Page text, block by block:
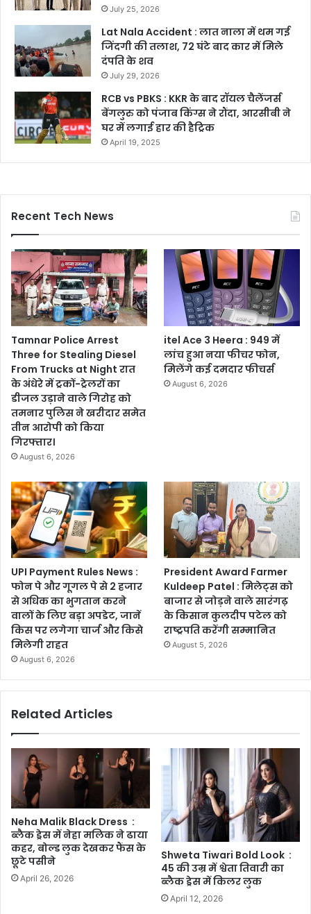
July 25, 2026
Lat Nala Accident : लात नाला में थम गई
जिंदगी की तलाश, 72 घंटे बाद कार में मिले
दंपति के शव
July 29, 2026
RCB vs PBKS : KKR के बाद रॉयल चैलेंजर्स
बेंगलुरु को पंजाब किंग्स ने रौंदा, आरसीबी ने
घर में लगाई हार की हैट्रिक
April 19, 2025
Recent Tech News
Tamnar Police Arrest
Three for Stealing Diesel
From Trucks at Night रात
के अंधेरे में ट्रकों-ट्रेलरों का
डीजल उड़ाने वाले गिरोह को
तमनार पुलिस ने खरीदार समेत
तीन आरोपी को किया
गिरफ्तार।
August 6, 2026
itel Ace 3 Heera : 949 में
लांच हुआ नया फीचर फोन,
मिलेंगे कई दमदार फीचर्स
August 6, 2026
UPI Payment Rules News :
फोन पे और गूगल पे से 2 हजार
से अधिक का भुगतान करने
वालों के लिए बड़ा अपडेट, जानें
किस पर लगेगा चार्ज और किसे
मिलेगी राहत
August 6, 2026
President Award Farmer
Kuldeep Patel : मिलेट्स को
बाजार से जोड़ने वाले सारंगढ़
के किसान कुलदीप पटेल को
राष्ट्रपति करेंगी सम्मानित
August 5, 2026
Related Articles
Neha Malik Black Dress :
ब्लैक ड्रेस में नेहा मलिक ने ढाया
कहर, बोल्ड लुक देखकर फैंस के
छूटे पसीने
April 26, 2026
Shweta Tiwari Bold Look :
45 की उम्र में श्वेता तिवारी का
ब्लैक ड्रेस में किलर लुक
April 12, 2026